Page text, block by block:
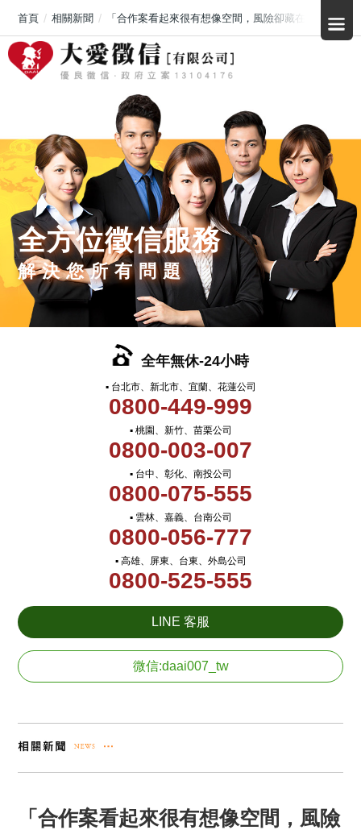
全方位徵信服務
解決您所有問題
全年無休-24小時
▪ 台北市、新北市、宜蘭、花蓮公司
0800-449-999
▪ 桃園、新竹、苗栗公司
0800-003-007
▪ 台中、彰化、南投公司
0800-075-555
▪ 雲林、嘉義、台南公司
0800-056-777
▪ 高雄、屏東、台東、外島公司
0800-525-555
LINE 客服
微信:daai007_tw
首頁 相關新聞 「合作案看起來很有想像空間，風險卻藏在最前面」
「合作案看起來很有想像空間，風險